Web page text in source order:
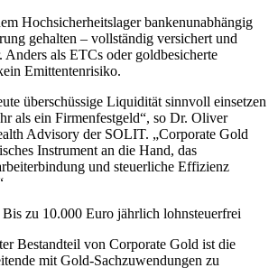
Hochsicherheitslager bankenunabhängig
gehalten – vollständig versichert und
Anders als ETCs oder goldbesicherte
Emittentenrisiko.
überschüssige Liquidität sinnvoll einsetzen
als ein Firmenfestgeld“, so Dr. Oliver
Advisory der SOLIT. „Corporate Gold
Instrument an die Hand, das
und steuerliche Effizienz
zu 10.000 Euro jährlich lohnsteuerfrei
Bestandteil von Corporate Gold ist die
mit Gold-Sachzuwendungen zu